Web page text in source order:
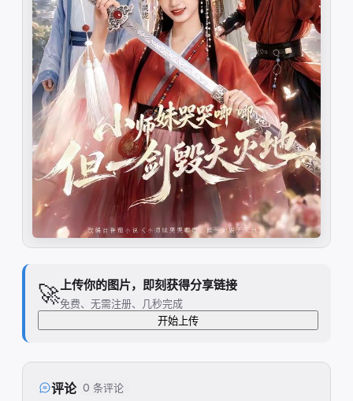
🚀上传你的图片，即刻获得分享链接
免费、无需注册、几秒完成
开始上传
评论 0 条评论